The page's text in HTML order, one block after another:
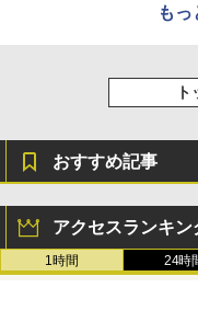
も
おすすめ記事
アクセスランキン
1時間 24時